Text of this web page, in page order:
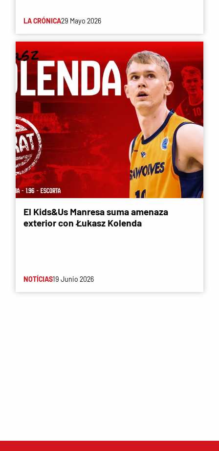
LA CRÓNICA29 Mayo 2026
El Kids&Us Manresa suma amenaza
exterior con Łukasz Kolenda
NOTÍCIAS19 Junio 2026